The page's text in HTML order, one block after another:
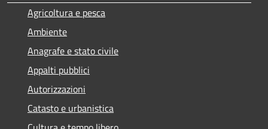
Agricoltura e pesca
Ambiente
Anagrafe e stato civile
Appalti pubblici
Autorizzazioni
Catasto e urbanistica